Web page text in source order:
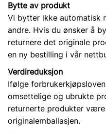
Bytte av produkt
Vi bytter ikke automatisk
andre. Hvis du ønsker å
returnere det originale
en ny bestilling i vår
Verdireduksjon
Ifølge
omsettelige og ubrukte
returnerte produkter
originalemballasjen.